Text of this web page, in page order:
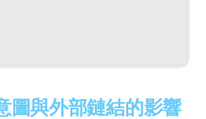
圖與外部鏈結的影響